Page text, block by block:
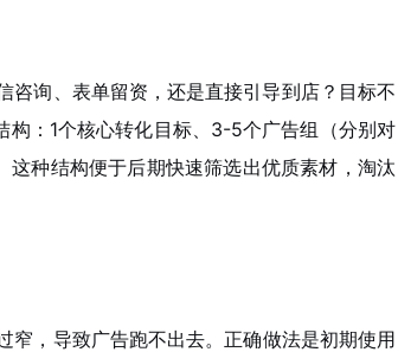
咨询、表单留资，还是直接引导到店？目标不
构：1个核心转化目标、3-5个广告组（分别对
种结构便于后期快速筛选出优质素材，淘汰
窄，导致广告跑不出去。正确做法是初期使用